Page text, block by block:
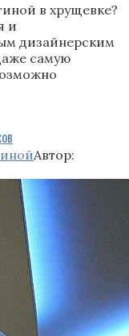
в хрущевке?
и
дизайнерским
самую
Автор: